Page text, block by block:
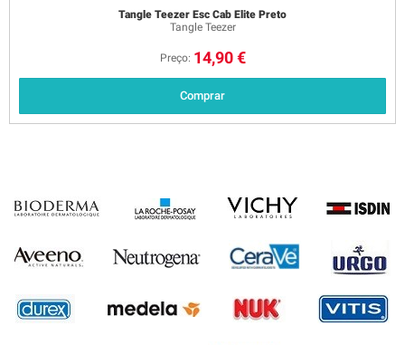
Tangle Teezer Esc Cab Elite Preto
Tangle Teezer
Preço: 14,90 €
Comprar